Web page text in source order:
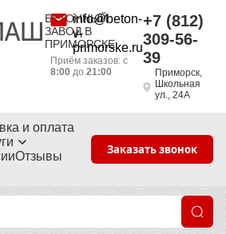
БЕТОННЫЙ
ЗАВОД В
ПРИМОРСКЕ
info@beton-
v-
primorske.ru
Приём заказов: с
8:00 до21:00
+7 (812)
309-56-
39
Приморск,
Школьная
ул., 24А
и оплата
Отзывы
Заказать звонок